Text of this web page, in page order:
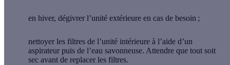
en hiver, dégivrer l’unité extérieure en cas de besoin ;
nettoyer les filtres de l’unité intérieure à l’aide d’un
aspirateur puis de l’eau savonneuse. Attendre que tout soit
sec avant de replacer les filtres.